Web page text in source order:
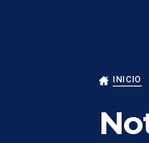
INICIO